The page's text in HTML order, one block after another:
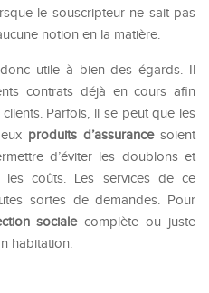
le souscripteur ne sait pas
notion en la matière.
utile à bien des égards. Il
contrats déjà en cours afin
Parfois, il se peut que les
produits d’assurancesoient
d’éviter les doublons et
les coûts. Les services de ce
sortes de demandes. Pour
socialecomplète ou juste
habitation.